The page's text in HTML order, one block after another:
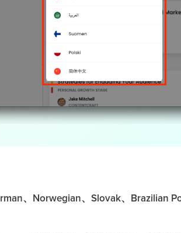
、Norwegian、Slovak、Brazilian